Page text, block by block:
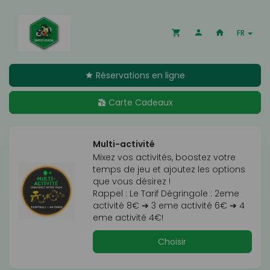
FR
Réservations en ligne
Carte Cadeaux
Multi-activité
Mixez vos activités, boostez votre
temps de jeu et ajoutez les options
que vous désirez !
Rappel : Le Tarif Dégringole : 2eme
activité 8€ ➔ 3 eme activité 6€ ➔ 4
eme activité 4€!
Choisir